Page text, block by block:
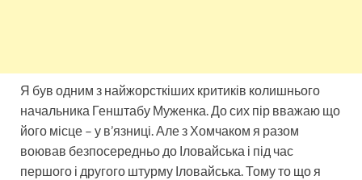
Я був одним з найжорсткіших критиків колишнього
начальника Генштабу Муженка. До сих пір вважаю що
його місце – у в’язниці. Але з Хомчаком я разом
воював безпосередньо до Іловайська і під час
першого і другого штурму Іловайська. Тому то що я